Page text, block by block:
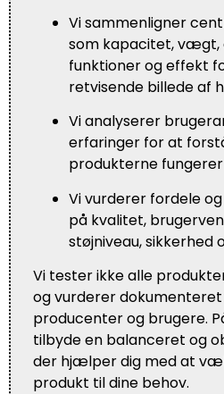
Vi sammenligner
som kapacitet, vægt,
funktioner og effekt
retvisende billede af
Vi analyserer
erfaringer for at
produkterne
Vi vurderer fordele
på kvalitet,
støjniveau, sikkerhed
Vi tester ikke alle
og vurderer
producenter og brugere.
tilbyde en balanceret og
der hjælper dig med at
produkt til dine behov.